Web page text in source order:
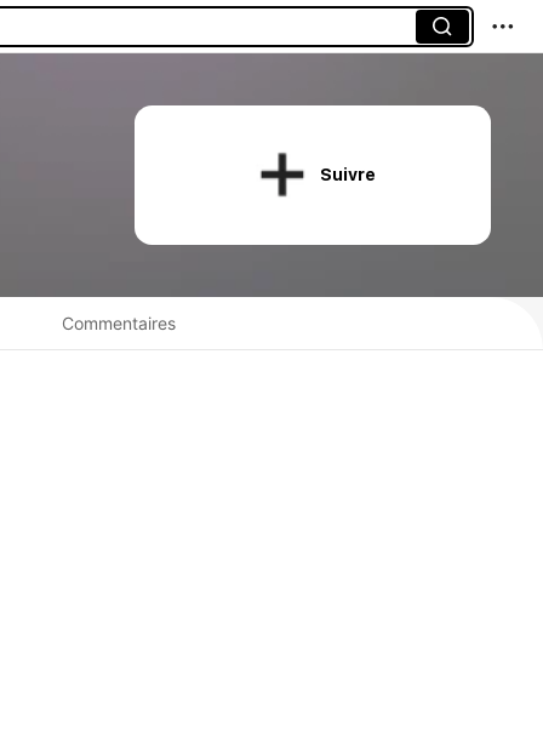
Suivre
Commentaires